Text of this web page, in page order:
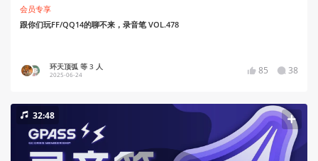
会员专享
跟你们玩FF/QQ14的聊不来，录音笔 VOL.478
环天顶弧 等 3 人
2025-06-24 85 38
32:48